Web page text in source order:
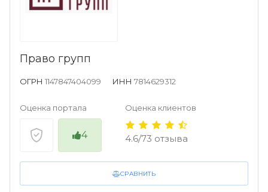
СРАВНИТЬ
Право групп
ОГРН 1147847404099 ИНН 7814629312
Оценка портала
4
Оценка клиентов
4.6/73 отзыва